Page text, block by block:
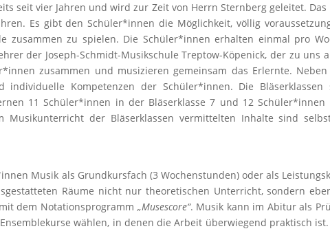
seit vier Jahren und wird zur Zeit von Herrn Sternberg geleitet.
Es gibt den Schüler*innen die Möglichkeit, völlig
zusammen zu spielen. Die Schüler*innen erhalten einmal pro
der Joseph-Schmidt-Musikschule Treptow-Köpenick, der zu uns
zusammen und musizieren gemeinsam das Erlernte.
individuelle Kompetenzen der Schüler*innen. Die
11 Schüler*innen in der Bläserklasse 7 und 12 Schüler*innen
Musikunterricht der Bläserklassen vermittelten Inhalte sind
Musik als Grundkursfach (3 Wochenstunden) oder als
Räume nicht nur theoretischen Unterricht, sondern
dem Notationsprogramm „Musescore“. Musik kann im Abitur als
wählen, in denen die Arbeit überwiegend praktisch